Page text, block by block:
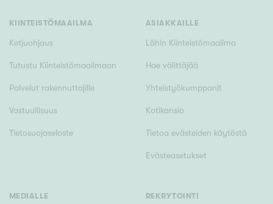
KIINTEISTÖMAAILMA
Ketjuohjaus
Tutustu Kiinteistömaailmaan
Palvelut rakennuttajille
Vastuullisuus
Tietosuojaseloste
ASIAKKAILLE
Lähin Kiinteistömaailma
Hae välittäjää
Yhteistyökumppanit
Kotikansio
Tietoa evästeiden käytöstä
Evästeasetukset
MEDIALLE REKRYTOINTI